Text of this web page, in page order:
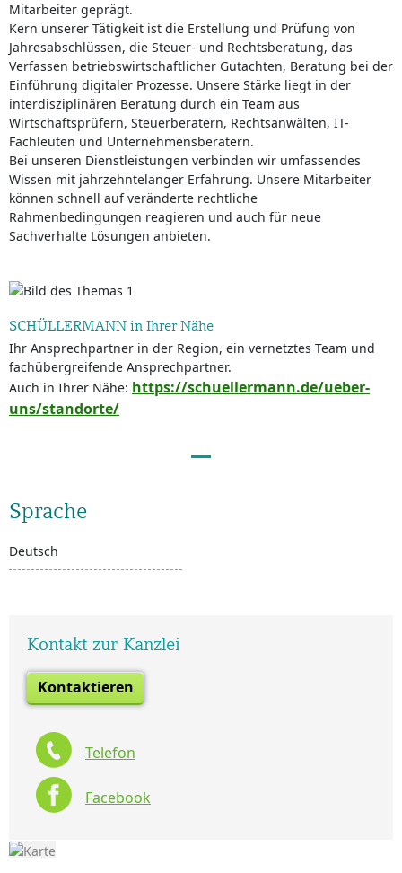
Mitarbeiter geprägt.
Kern unserer Tätigkeit ist die Erstellung und Prüfung von
Jahresabschlüssen, die Steuer- und Rechtsberatung, das
Verfassen betriebswirtschaftlicher Gutachten, Beratung bei der
Einführung digitaler Prozesse. Unsere Stärke liegt in der
interdisziplinären Beratung durch ein Team aus
Wirtschaftsprüfern, Steuerberatern, Rechtsanwälten, IT-
Fachleuten und Unternehmensberatern.
Bei unseren Dienstleistungen verbinden wir umfassendes
Wissen mit jahrzehntelanger Erfahrung. Unsere Mitarbeiter
können schnell auf veränderte rechtliche
Rahmenbedingungen reagieren und auch für neue
Sachverhalte Lösungen anbieten.
SCHÜLLERMANN in Ihrer Nähe
Ihr Ansprechpartner in der Region, ein vernetztes Team und
fachübergreifende Ansprechpartner.
Auch in Ihrer Nähe: https://schuellermann.de/ueber-
uns/standorte/
Sprache
Deutsch
Kontakt zur Kanzlei
Kontaktieren
Telefon
Facebook